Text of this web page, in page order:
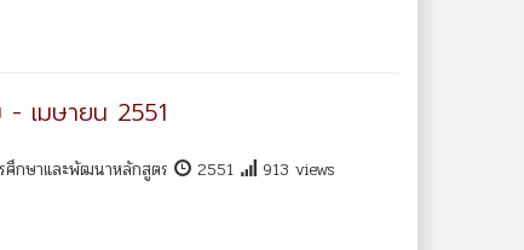
เมษายน 2551
กษาและพัฒนาหลักสูตร 2551
913 views